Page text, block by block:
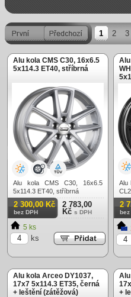
1 2 3
Alu kola CMS C30, 16x6.5
5x114.3 ET40, stříbrná
Alu kola CMS C30, 16x6.5
5x114.3 ET40, stříbrná
2 300,00 Kč
bez DPH
2 783,00
Kč s DPH
5 ks
ks
Alu
2
bez
Alu kola Arceo DY1037,
17x7 5x114.3 ET35, černá
+ leštění (zátěžová)
+